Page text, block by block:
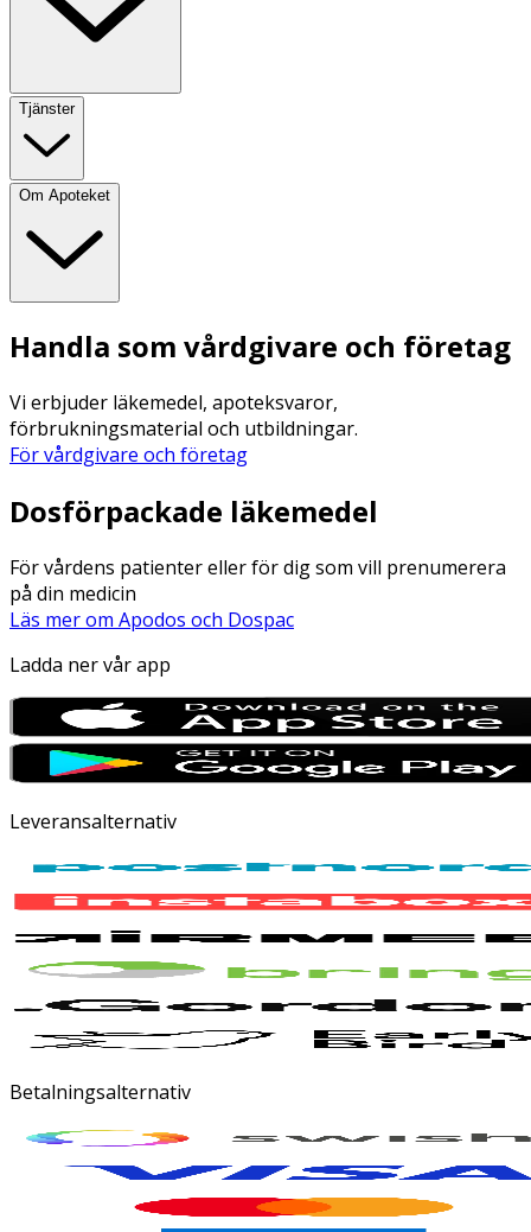
Tjänster
Om Apoteket
Handla som vårdgivare och företag
Vi erbjuder läkemedel, apoteksvaror,
förbrukningsmaterial och utbildningar.
För vårdgivare och företag
Dosförpackade läkemedel
För vårdens patienter eller för dig som vill prenumerera
på din medicin
Läs mer om Apodos och Dospac
Ladda ner vår app
Leveransalternativ
Betalningsalternativ